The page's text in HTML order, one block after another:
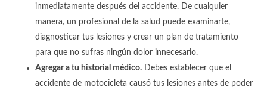
inmediatamente después del accidente. De cualquier
manera, un profesional de la salud puede examinarte,
diagnosticar tus lesiones y crear un plan de tratamiento
para que no sufras ningún dolor innecesario.
Agregar a tu historial médico. Debes establecer que el
accidente de motocicleta causó tus lesiones antes de poder